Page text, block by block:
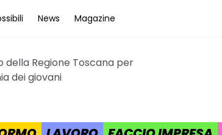
News Magazine
della Regione Toscana per
dei giovani